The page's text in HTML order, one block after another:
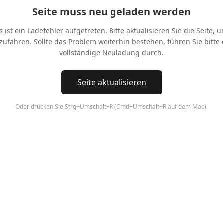
Seite muss neu geladen werden
ist ein Ladefehler aufgetreten. Bitte aktualisieren Sie die Seite,
Sollte das Problem weiterhin bestehen, führen Sie bitte
vollständige Neuladung durch.
Seite aktualisieren
Oder drücken Sie Strg+Umschalt+R (Cmd+Umschalt+R auf dem Mac).